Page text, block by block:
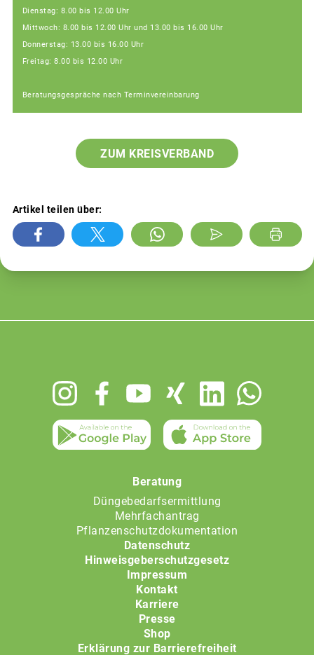
Dienstag: 8.00 bis 12.00 Uhr
Mittwoch: 8.00 bis 12.00 Uhr und 13.00 bis 16.00 Uhr
Donnerstag: 13.00 bis 16.00 Uhr
Freitag: 8.00 bis 12.00 Uhr
Beratungsgespräche nach Terminvereinbarung
ZUM KREISVERBAND
Artikel teilen über:
Beratung
Düngebedarfsermittlung
Mehrfachantrag
Pflanzenschutzdokumentation
Datenschutz
Hinweisgeberschutzgesetz
Impressum
Kontakt
Karriere
Presse
Shop
Erklärung zur Barrierefreiheit